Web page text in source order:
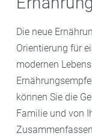
Die neue
Orientierung für
modernen
können Sie die
Familie und von